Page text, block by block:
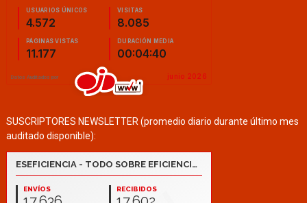
SUSCRIPTORES NEWSLETTER (promedio diario durante último mes
auditado disponible):